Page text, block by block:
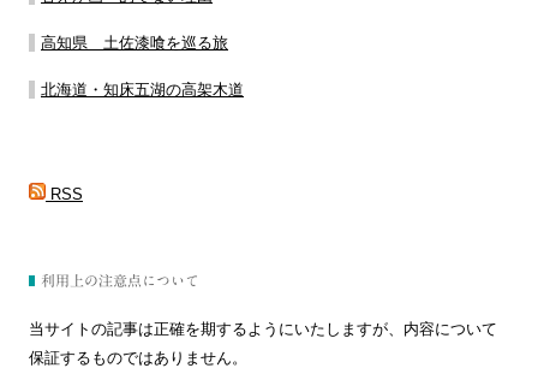
高知県 土佐漆喰を巡る旅
北海道・知床五湖の高架木道
RSS
利用上の注意点について
当サイトの記事は正確を期するようにいたしますが、内容について
保証するものではありません。